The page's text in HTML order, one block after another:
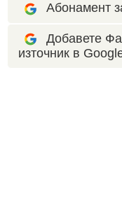
Абонамент
Добавете
източник в